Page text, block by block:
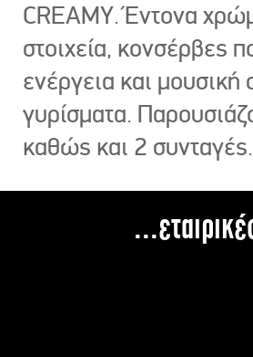
CREAMY. Έντονα
στοιχεία, κονσέρβες
ενέργεια και
γυρίσματα.
καθώς και 2 συνταγές.